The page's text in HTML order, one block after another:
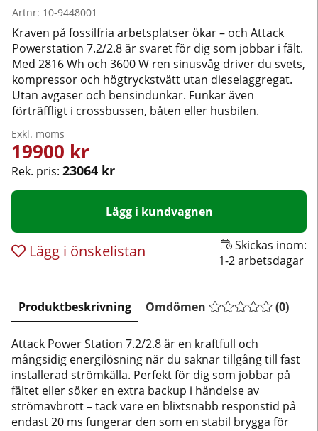
Kraven på fossilfria arbetsplatser ökar – och Attack
Powerstation 7.2/2.8 är svaret för dig som jobbar i fält.
Med 2816 Wh och 3600 W ren sinusvåg driver du svets,
kompressor och högtryckstvätt utan dieselaggregat.
Utan avgaser och bensindunkar. Funkar även
förträffligt i crossbussen, båten eller husbilen.
Artnr: 10-9448001
Exkl. moms
19900 kr
Rek. pris: 23064 kr
Lägg i kundvagnen
Lägg i önskelistan
Skickas inom:
1-2 arbetsdagar
Produktbeskrivning Omdömen (0)
Attack Power Station 7.2/2.8 är en kraftfull och
mångsidig energilösning när du saknar tillgång till fast
installerad strömkälla. Perfekt för dig som jobbar på
fältet eller söker en extra backup i händelse av
strömavbrott– tack vare en blixtsnabb responstid på
endast 20 ms fungerar den som en stabil brygga för